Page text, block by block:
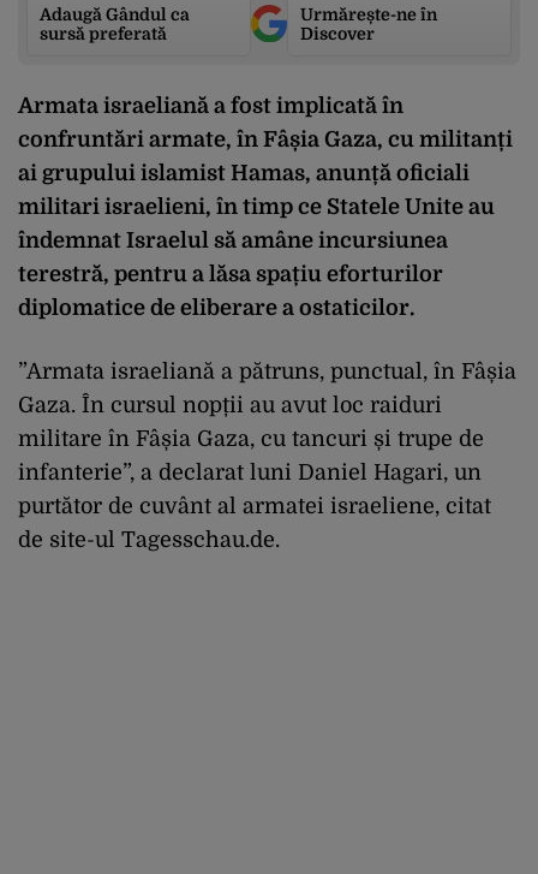
Adaugă Gândul ca
sursă preferată
Urmărește-ne în
Discover
Armata israeliană a fost implicată în
confruntări armate, în Fâșia Gaza, cu militanți
ai grupului islamist Hamas, anunță oficiali
militari israelieni, în timp ce Statele Unite au
îndemnat Israelul să amâne incursiunea
terestră, pentru a lăsa spațiu eforturilor
diplomatice de eliberare a ostaticilor.
”Armata israeliană a pătruns, punctual, în Fâșia
Gaza. În cursul nopții au avut loc raiduri
militare în Fâșia Gaza, cu tancuri și trupe de
infanterie”, a declarat luni Daniel Hagari, un
purtător de cuvânt al armatei israeliene, citat
de site-ul Tagesschau.de.